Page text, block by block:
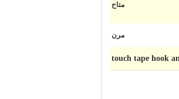
متاح
مرن
touch tape hook